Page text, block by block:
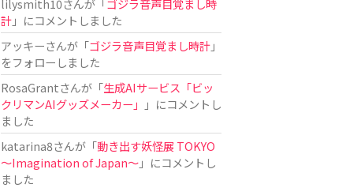
lilysmith10さんが「ゴジラ音声目覚まし時
計」にコメントしました
アッキーさんが「ゴジラ音声目覚まし時計」
をフォローしました
RosaGrantさんが「生成AIサービス「ビッ
クリマンAIグッズメーカー」
」にコメントし
ました
katarina8さんが「動き出す妖怪展 TOKYO
〜Imagination of Japan〜」にコメントし
ました